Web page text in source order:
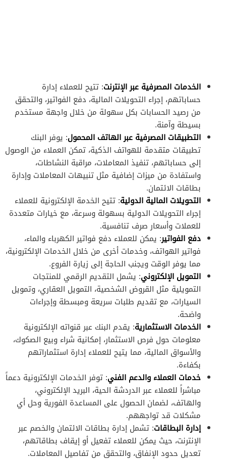
الخدمات المصرفية عبر الإنترنت: تتيح للعملاء إدارة
حساباتهم، إجراء التحويلات المالية، دفع الفواتير، والتحقق
من رصيد الحسابات بكل سهولة من خلال واجهة مستخدم
بسيطة وآمنة.
التطبيقات المصرفية عبر الهاتف المحمول: يوفر البنك
تطبيقات متقدمة للهواتف الذكية، تمكن العملاء من الوصول
إلى حساباتهم، تنفيذ المعاملات، مراقبة النشاطات،
واستفادة من ميزات إضافية مثل تنبيهات المعاملات وإدارة
بطاقات الائتمان.
التحويلات المالية الدولية: تتيح الخدمة الإلكترونية للعملاء
إجراء التحويلات الدولية بسهولة وسرعة، مع خيارات متعددة
للعملات وأسعار صرف تنافسية.
دفع الفواتير: يمكن للعملاء دفع فواتير الكهرباء والماء،
فواتير الهواتف، وخدمات أخرى من خلال الخدمات الإلكترونية،
مما يوفر الوقت ويجنب الحاجة إلى زيارة الفروع.
التمويل الإلكتروني: يشمل التقديم الرقمي للمنتجات
التمويلية مثل القروض الشخصية، التمويل العقاري، وتمويل
السيارات، مع تقديم طلبات سريعة ومبسطة وإجراءات
واضحة.
الخدمات الاستثمارية: يقدم البنك عبر قنواته الإلكترونية
معلومات حول فرص الاستثمار، إمكانية شراء وبيع الصكوك،
والأسواق المالية، مما يتيح للعملاء إدارة استثماراتهم
بكفاءة.
خدمات العملاء والدعم الفني: توفر الخدمات الإلكترونية دعماً
مباشراً للعملاء عبر الدردشة الحية، البريد الإلكتروني،
والهاتف، لضمان الحصول على المساعدة الفورية وحل أي
مشكلات قد تواجههم.
إدارة البطاقات: تشمل إدارة بطاقات الائتمان والخصم عبر
الإنترنت، حيث يمكن للعملاء تفعيل أو إيقاف بطاقاتهم،
تعديل حدود الإنفاق، والتحقق من تفاصيل المعاملات.